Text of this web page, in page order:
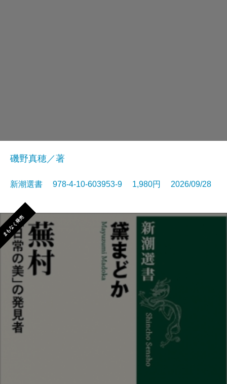
磯野真穂／著
新潮選書 978-4-10-603953-9 1,980円 2026/09/28
まもなく発売